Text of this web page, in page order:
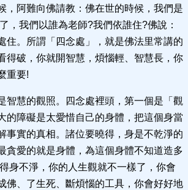
，阿難向佛請教：佛在世的時候，我們是
，我們以誰為老師?我們依誰住?佛說：
住。所謂「四念處」，就是佛法里常講的
得破，你就開智慧，煩惱輕、智慧長，你
重要!
智慧的觀照。四念處裡頭，第一個是「觀
的障礙是太愛惜自己的身體，把這個身當
事實的真相。諸位要曉得，身是不乾淨的
貪愛的就是身體，為這個身體不知道造多
身不淨，你的人生觀就不一樣了，你會
佛、了生死、斷煩惱的工具，你會好好地